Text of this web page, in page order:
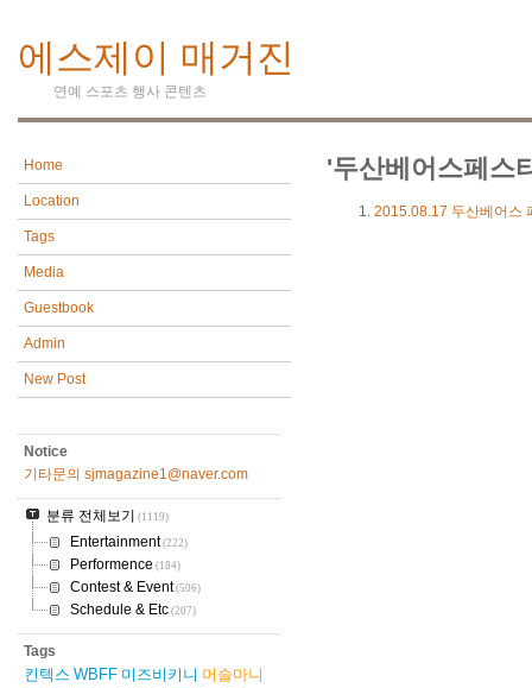
에스제이 매거진
연예 스포츠 행사 콘텐츠
Home
Location
Tags
Media
Guestbook
Admin
New Post
Notice
기타문의 sjmagazine1@naver.com
분류 전체보기 (1119)
Entertainment(222)
Performence (184)
Contest & Event(506)
Schedule & Etc (207)
Tags
킨텍스 WBFF 미즈비키니 머슬마니
'두산베어스페스
2015.08.17 두산베어스